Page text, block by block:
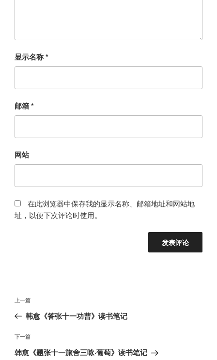
显示名称*
邮箱*
网站
在此浏览器中保存我的显示名称、邮箱地址和网站地
址，以便下次评论时使用。
文
导
航
上
一
文
章
上一篇
韩愈《答张十一功曹》读书笔记
下
一
下一篇
韩愈《题张十一旅舍三咏·葡萄》读书笔记